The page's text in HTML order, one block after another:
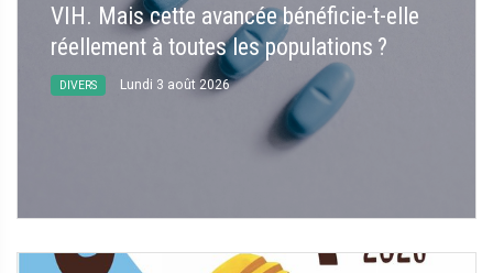
VIH. Mais cette avancée bénéficie-t-elle
réellement à toutes les populations ?
DIVERS Lundi 3 août 2026